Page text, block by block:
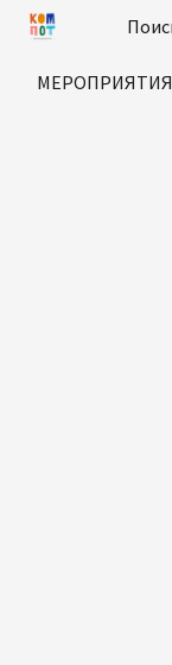
МЕРОПРИЯТИЯ